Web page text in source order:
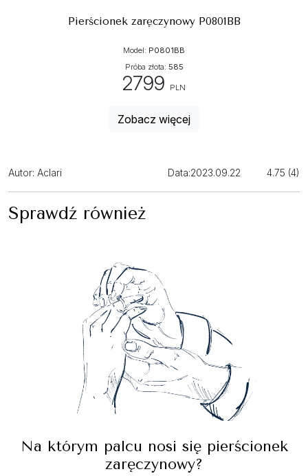
Pierścionek zaręczynowy P0801BB
Model: P0801BB
Próba złota: 585
2799 PLN
Zobacz więcej
Autor: Aclari Data:2023.09.22 4.75 (4)
Sprawdź również
Na którym palcu nosi się pierścionek
zaręczynowy?